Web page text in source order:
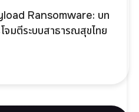
Ransomware: บท
จมตีระบบสาธารณสุขไทย